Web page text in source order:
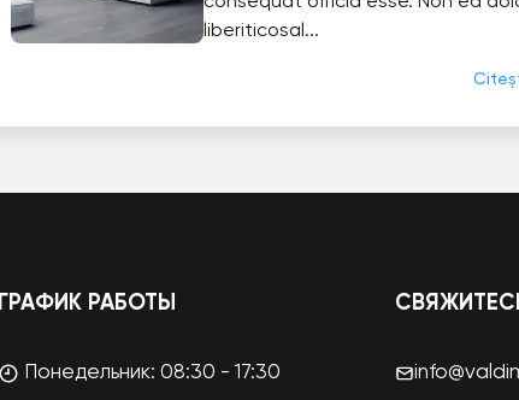
liberiticosal...
ГРАФИК РАБОТЫ
Понедельник: 08:30 - 17:30